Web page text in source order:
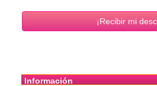
Información